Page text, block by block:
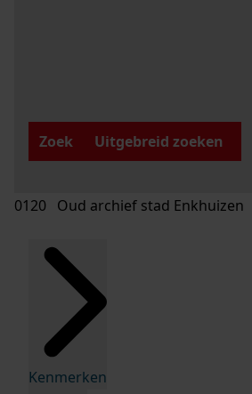
Zoek
Uitgebreid zoeken
0120 Oud archief stad Enkhuizen
Kenmerken